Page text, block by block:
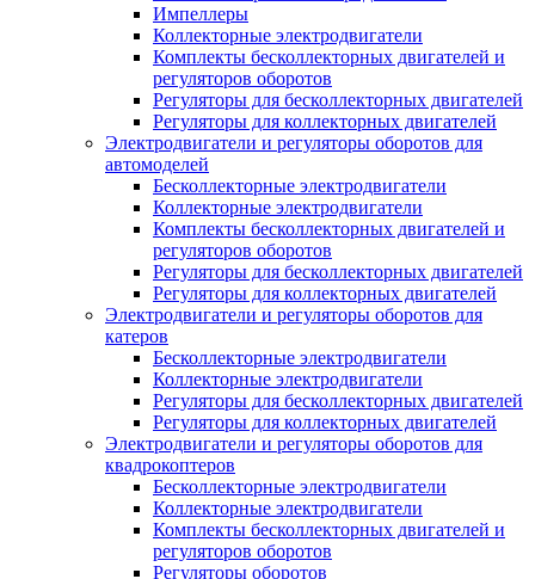
Импеллеры
Коллекторные электродвигатели
Комплекты бесколлекторных двигателей и
регуляторов оборотов
Регуляторы для бесколлекторных двигателей
Регуляторы для коллекторных двигателей
Электродвигатели и регуляторы оборотов для
автомоделей
Бесколлекторные электродвигатели
Коллекторные электродвигатели
Комплекты бесколлекторных двигателей и
регуляторов оборотов
Регуляторы для бесколлекторных двигателей
Регуляторы для коллекторных двигателей
Электродвигатели и регуляторы оборотов для
катеров
Бесколлекторные электродвигатели
Коллекторные электродвигатели
Регуляторы для бесколлекторных двигателей
Регуляторы для коллекторных двигателей
Электродвигатели и регуляторы оборотов для
квадрокоптеров
Бесколлекторные электродвигатели
Коллекторные электродвигатели
Комплекты бесколлекторных двигателей и
регуляторов оборотов
Регуляторы оборотов